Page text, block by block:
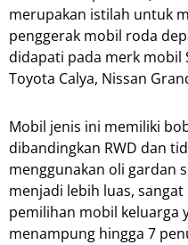
merupakan istilah untuk
penggerak mobil roda
didapati pada merk mobil
Toyota Calya, Nissan
Mobil jenis ini memiliki
dibandingkan RWD dan
menggunakan oli gardan
menjadi lebih luas,
pemilihan mobil keluarga
menampung hingga 7